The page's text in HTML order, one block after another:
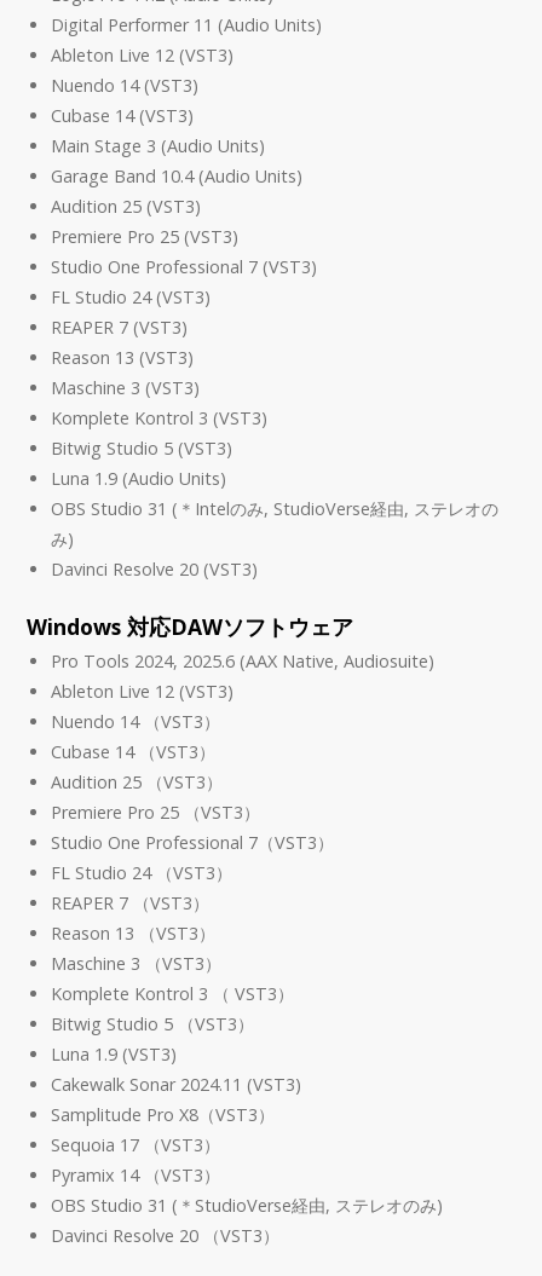
Digital Performer 11 (Audio Units)
Ableton Live 12 (VST3)
Nuendo 14 (VST3)
Cubase 14 (VST3)
Main Stage 3 (Audio Units)
Garage Band 10.4 (Audio Units)
Audition 25 (VST3)
Premiere Pro 25 (VST3)
Studio One Professional 7 (VST3)
FL Studio 24 (VST3)
REAPER 7 (VST3)
Reason 13 (VST3)
Maschine 3 (VST3)
Komplete Kontrol 3 (VST3)
Bitwig Studio 5 (VST3)
Luna 1.9 (Audio Units)
OBS Studio 31 (＊Intelのみ, StudioVerse経由, ステレオの
み)
Davinci Resolve 20 (VST3)
Windows 対応DAWソフトウェア
Pro Tools 2024, 2025.6 (AAX Native, Audiosuite)
Ableton Live 12 (VST3)
Nuendo 14 （VST3）
Cubase 14 （VST3）
Audition 25 （VST3）
Premiere Pro 25 （VST3）
Studio One Professional 7（VST3）
FL Studio 24 （VST3）
REAPER 7 （VST3）
Reason 13 （VST3）
Maschine 3 （VST3）
Komplete Kontrol 3 （ VST3）
Bitwig Studio 5 （VST3）
Luna 1.9 (VST3)
Cakewalk Sonar 2024.11 (VST3)
Samplitude Pro X8（VST3）
Sequoia 17 （VST3）
Pyramix 14 （VST3）
OBS Studio 31 (＊StudioVerse経由, ステレオのみ)
Davinci Resolve 20 （VST3）